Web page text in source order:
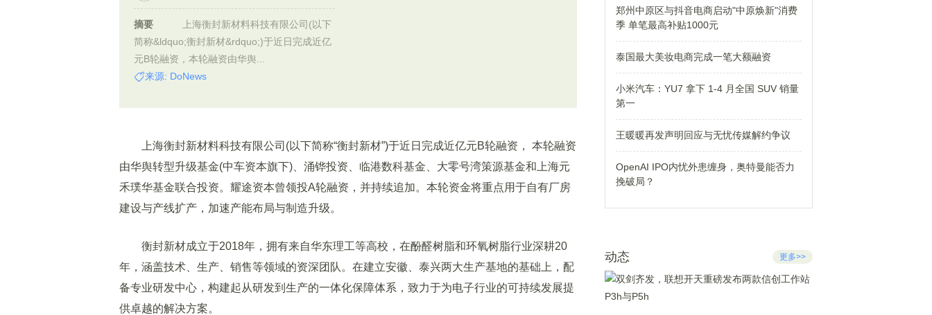
摘要
上海衡封新材料科技有限公司(以下
简称&ldquo;衡封新材&rdquo;)于近日完成近亿
元B轮融资，本轮融资由华舆...
来源: DoNews
上海衡封新材料科技有限公司(以下简称“衡封新材”)于近日完成近亿元B轮融资， 本轮融资
由华舆转型升级基金(中车资本旗下)、涌铧投资、临港数科基金、大零号湾策源基金和上海元
禾璞华基金联合投资。耀途资本曾领投A轮融资，并持续追加。本轮资金将重点用于自有厂房
建设与产线扩产，加速产能布局与制造升级。
衡封新材成立于2018年，拥有来自华东理工等高校，在酚醛树脂和环氧树脂行业深耕20
年，涵盖技术、生产、销售等领域的资深团队。在建立安徽、泰兴两大生产基地的基础上，配
备专业研发中心，构建起从研发到生产的一体化保障体系，致力于为电子行业的可持续发展提
供卓越的解决方案。
郑州中原区与抖音电商启动"中原焕新"消费
季 单笔最高补贴1000元
泰国最大美妆电商完成一笔大额融资
小米汽车：YU7 拿下 1-4 月全国 SUV 销量
第一
王暖暖再发声明回应与无忧传媒解约争议
OpenAI IPO内忧外患缠身，奥特曼能否力
挽破局？
动态 更多>>